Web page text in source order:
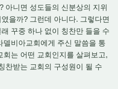
아니면 성도들의 신분상의 지위
을까? 그런데 아니다. 그렇다면
꾸중 하나 없이 칭찬만 들을 수
비아교회에게 주신 말씀을 통
는 어떤 교회인지를 살펴보고,
찬받는 교회의 구성원이 될 수